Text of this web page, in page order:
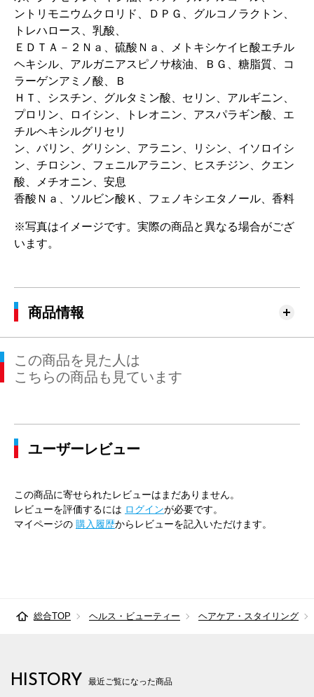
ントリモニウムクロリド、ＤＰＧ、グルコノラクトン、
トレハロース、乳酸、
ＥＤＴＡ－２Ｎａ、硫酸Ｎａ、メトキシケイヒ酸エチル
ヘキシル、アルガニアスピノサ核油、ＢＧ、糖脂質、コ
ラーゲンアミノ酸、Ｂ
ＨＴ、シスチン、グルタミン酸、セリン、アルギニン、
プロリン、ロイシン、トレオニン、アスパラギン酸、エ
チルヘキシルグリセリ
ン、バリン、グリシン、アラニン、リシン、イソロイシ
ン、チロシン、フェニルアラニン、ヒスチジン、クエン
酸、メチオニン、安息
香酸Ｎａ、ソルビン酸Ｋ、フェノキシエタノール、香料
※写真はイメージです。実際の商品と異なる場合がござ
います。
商品情報
この商品を見た人は
こちらの商品も見ています
ユーザーレビュー
この商品に寄せられたレビューはまだありません。
レビューを評価するには ログインが必要です。
マイページの 購入履歴からレビューを記入いただけます。
総合TOP ヘルス・ビューティー ヘアケア・スタイリング
HISTORY 最近ご覧になった商品